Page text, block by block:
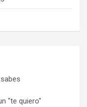
"te quiero"